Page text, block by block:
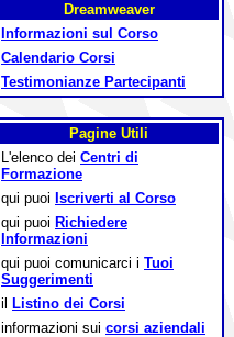
Dreamweaver
Informazioni sul Corso
Calendario Corsi
Testimonianze Partecipanti
Pagine Utili
L'elenco dei Centri di
Formazione
qui puoi Iscriverti al Corso
qui puoi Richiedere
Informazioni
qui puoi comunicarci i Tuoi
Suggerimenti
il
Listino dei Corsi
informazioni sui corsi aziendali